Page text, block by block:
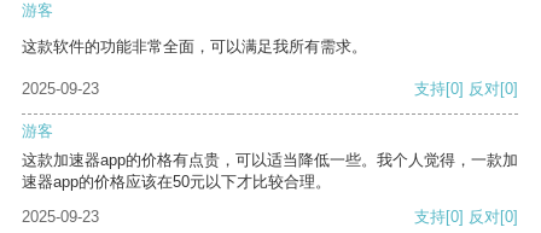
游客
这款软件的功能非常全面，可以满足我所有需求。
2025-09-23 支持[0] 反对[0]
游客
这款加速器app的价格有点贵，可以适当降低一些。我个人觉得，一款加
速器app的价格应该在50元以下才比较合理。
2025-09-23
支持[0] 反对[0]